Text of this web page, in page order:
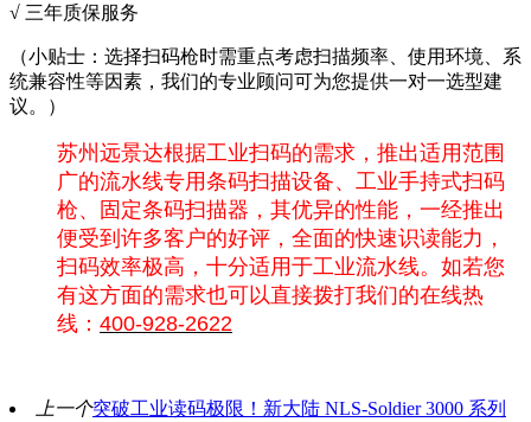
√ 三年质保服务
（小贴士：选择扫码枪时需重点考虑扫描频率、使用环境、系
统兼容性等因素，我们的专业顾问可为您提供一对一选型建
议。）
苏州远景达根据工业扫码的需求，推出适用范围
广的流水线专用条码扫描设备、工业手持式扫码
枪、固定条码扫描器，其优异的性能，一经推出
便受到许多客户的好评，全面的快速识读能力，
扫码效率极高，十分适用于工业流水线。如若您
有这方面的需求也可以直接拨打我们的在线热
线： 400-928-2622
上一个突破工业读码极限！新大陆 NLS-Soldier 3000 系列